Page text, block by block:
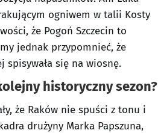
ogniwem w talii Kosty
że Pogoń Szczecin to
jednak przypomnieć, że
spisywała się na wiosnę.
historyczny sezon?
że Raków nie spuści z tonu i
drużyny Marka Papszuna,